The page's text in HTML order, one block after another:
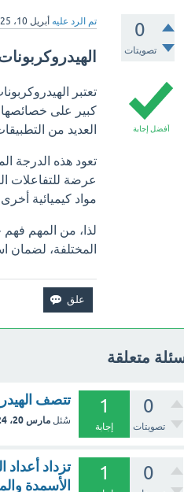
0
تصويتات
تم الرد عليه أبريل 10، 2025
أفضل إجابة
تعتبر
كبير على خصائصها
العديد من
تعود هذه الدرجة
عرضة للتفاعلات
مواد كيميائية
لذا، من المهم فهم
المختلفة، لضمان
متعلقة
0
تصويتات
1
إجابة
تتصف
سُئل مارس 20، 2024
0
1
تزداد
الأسمدة